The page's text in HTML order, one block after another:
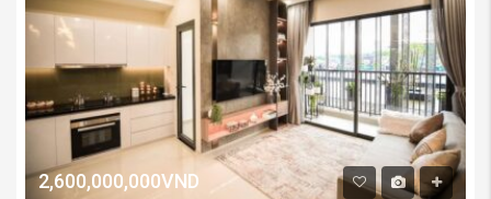
2,600,000,000VND